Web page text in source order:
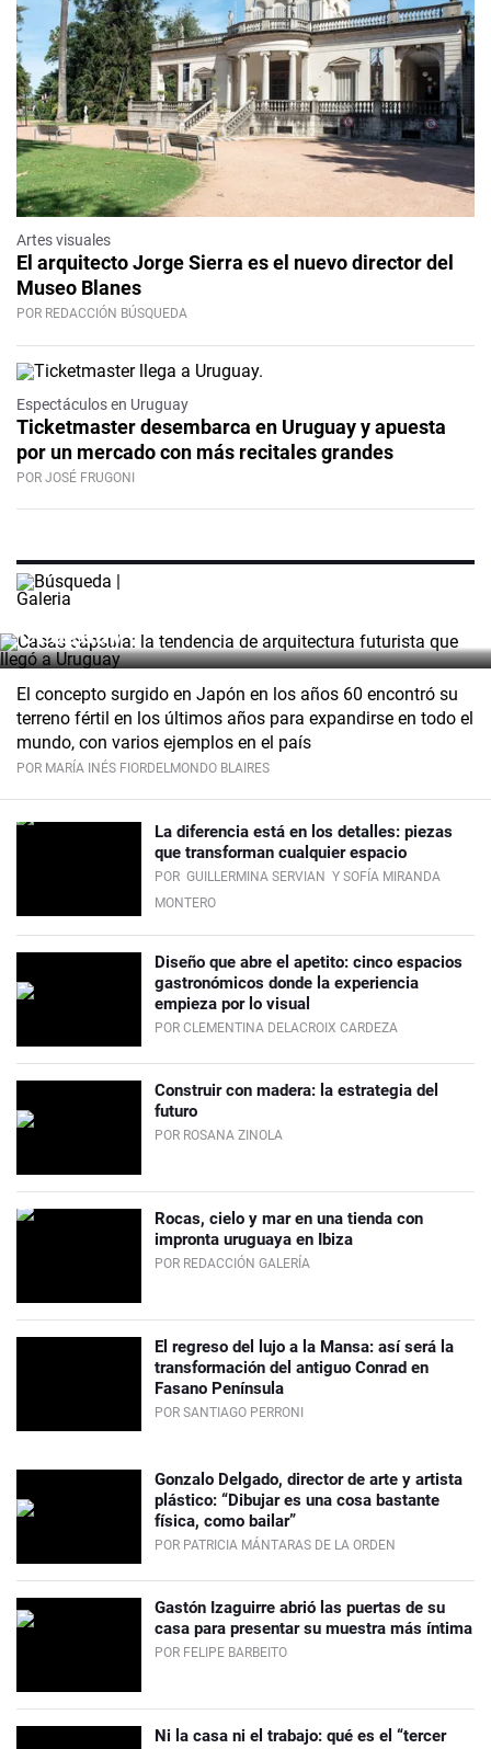
Artes visuales
El arquitecto Jorge Sierra es el nuevo director del
Museo Blanes
POR REDACCIÓN BÚSQUEDA
Espectáculos en Uruguay
Ticketmaster desembarca en Uruguay y apuesta
por un mercado con más recitales grandes
POR JOSÉ FRUGONI
Casas cápsula: la tendencia de
arquitectura futurista que llegó a
Uruguay
El concepto surgido en Japón en los años 60 encontró su
terreno fértil en los últimos años para expandirse en todo el
mundo, con varios ejemplos en el país
POR MARÍA INÉS FIORDELMONDO BLAIRES
La diferencia está en los detalles: piezas
que transforman cualquier espacio
POR GUILLERMINA SERVIAN Y SOFÍA MIRANDA
MONTERO
Diseño que abre el apetito: cinco espacios
gastronómicos donde la experiencia
empieza por lo visual
POR CLEMENTINA DELACROIX CARDEZA
Construir con madera: la estrategia del
futuro
POR ROSANA ZINOLA
Rocas, cielo y mar en una tienda con
impronta uruguaya en Ibiza
POR REDACCIÓN GALERÍA
El regreso del lujo a la Mansa: así será la
transformación del antiguo Conrad en
Fasano Península
POR SANTIAGO PERRONI
Gonzalo Delgado, director de arte y artista
plástico: “Dibujar es una cosa bastante
física, como bailar”
POR PATRICIA MÁNTARAS DE LA ORDEN
Gastón Izaguirre abrió las puertas de su
casa para presentar su muestra más íntima
POR FELIPE BARBEITO
Ni la casa ni el trabajo: qué es el “tercer